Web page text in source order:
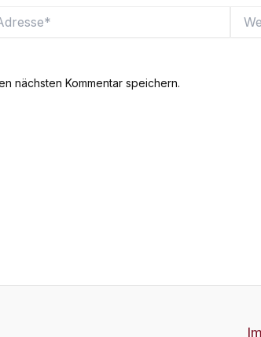
nächsten Kommentar speichern.